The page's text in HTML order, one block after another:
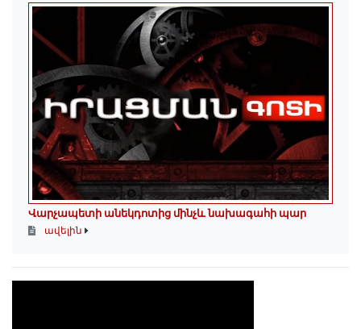
Վարչապետի անեկդոտից մինչև նախագահի պար
ավելին